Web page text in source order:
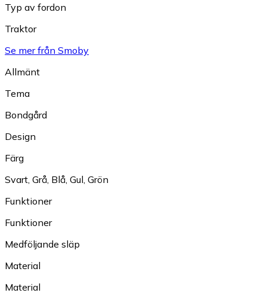
Typ av fordon
Traktor
Se mer från Smoby
Allmänt
Tema
Bondgård
Design
Färg
Svart, Grå, Blå, Gul, Grön
Funktioner
Funktioner
Medföljande släp
Material
Material